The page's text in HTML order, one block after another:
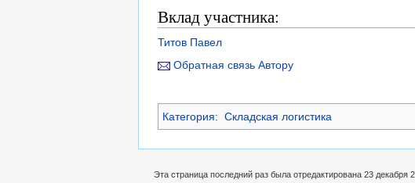
Вклад участника:
Титов Павел
Обратная связь Автору
Категория: Складская логистика
Эта страница последний раз была отредактирована 23 декабря